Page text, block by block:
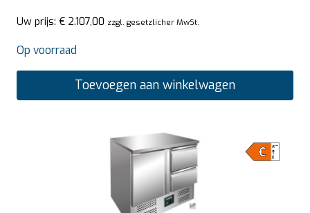
Uw prijs: € 2.107,00 zzgl. gesetzlicher MwSt.
Op voorraad
Toevoegen aan winkelwagen